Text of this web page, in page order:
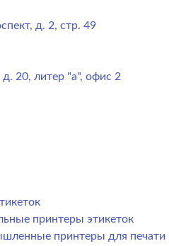
д. 2, стр. 49
20, литер "a", офис 2
принтеры этикеток
принтеры для печати